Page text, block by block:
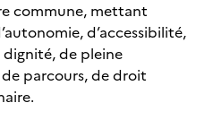
commune, mettant
d’accessibilité,
de pleine
parcours, de droit